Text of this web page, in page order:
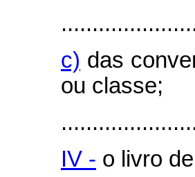
c) das
ou classe;
IV - o livro